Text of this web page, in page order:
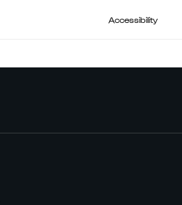
Accessibility